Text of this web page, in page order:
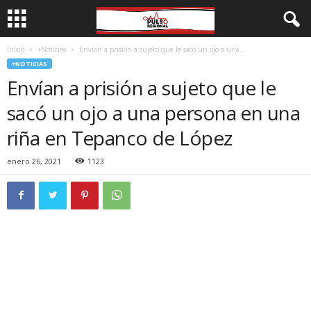
Inicio +Noticias Envían a prisión a sujeto que le sacó un ojo a una...
+NOTICIAS
Envían a prisión a sujeto que le
sacó un ojo a una persona en una
riña en Tepanco de López
enero 26, 2021 1123